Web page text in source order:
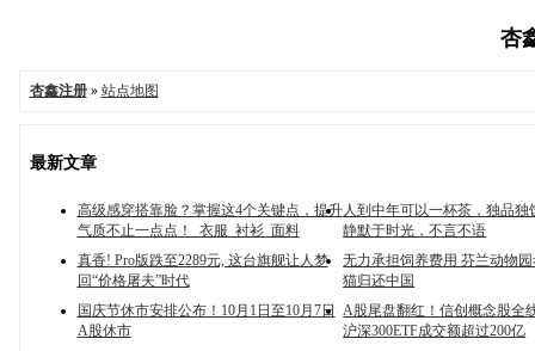
杏
杏鑫注册» 站点地图
最新文章
高级感穿搭靠脸？掌握这4个关键点，提升
气质不止一点点！_衣服_衬衫_面料
人到中年可以一杯茶，独品独
静默于时光，不言不语
真香! Pro版跌至2289元, 这台旗舰让人梦
回“价格屠夫”时代
无力承担饲养费用 芬兰动物
猫归还中国
国庆节休市安排公布！10月1日至10月7日
A股休市
A股尾盘翻红！信创概念股全
沪深300ETF成交额超过200亿